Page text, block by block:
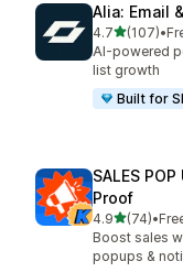
Alia: Email
4.75つ星中
(107)
合計レビュー
•
AI-powered
list growth
Built for
SALES
Proof
4.95つ星中
(74)
合計レビュー
•
Boost sales
popups &